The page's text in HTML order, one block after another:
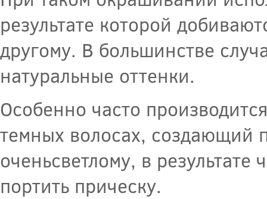
результате которой
другому. В большинстве
натуральные оттенки.
Особенно часто
темных волосах, создающий
оченьсветлому, в
портить прическу.